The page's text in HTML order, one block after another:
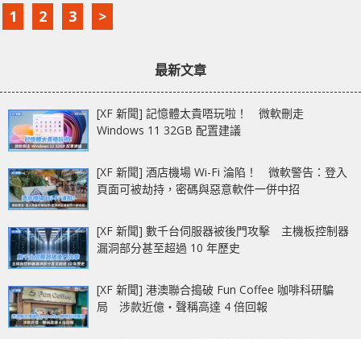
1 2 3 >
最新文章
[XF 新聞] 記憶體太貴唔玩啦！ 微軟刪走
Windows 11 32GB 配置建議
[XF 新聞] 酒店機場 Wi-Fi 淪陷！ 微軟警告：登入
頁面可被劫持，密碼與惡意軟件一併中招
[XF 新聞] 數千台伺服器被後門攻擊 主機板控制器
漏洞部分甚至超過 10 年歷史
[XF 新聞] 港澳聯合搗破 Fun Coffee 咖啡科研騙
局 涉款近億‧聲稱高達 4 倍回報